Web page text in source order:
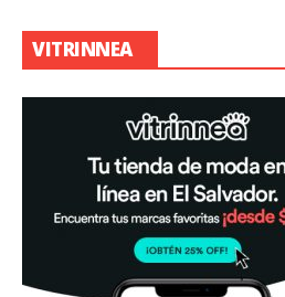
VITRINNEA